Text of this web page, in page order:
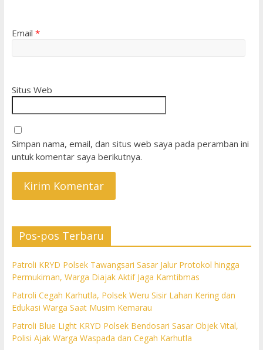
Email *
Situs Web
Simpan nama, email, dan situs web saya pada peramban ini
untuk komentar saya berikutnya.
Pos-pos Terbaru
Patroli KRYD Polsek Tawangsari Sasar Jalur Protokol hingga
Permukiman, Warga Diajak Aktif Jaga Kamtibmas
Patroli Cegah Karhutla, Polsek Weru Sisir Lahan Kering dan
Edukasi Warga Saat Musim Kemarau
Patroli Blue Light KRYD Polsek Bendosari Sasar Objek Vital,
Polisi Ajak Warga Waspada dan Cegah Karhutla